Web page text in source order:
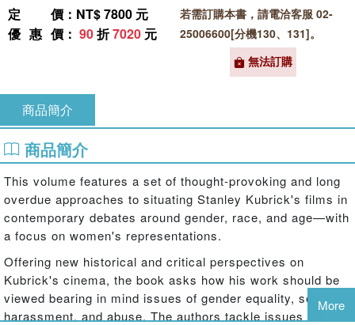
定價 ：NT$ 7800 元
優惠價 ： 90折7020 元
若需訂購本書，請電洽客服 02-
25006600[分機130、131]。
無法訂購
商品簡介
商品簡介
This volume features a set of thought-provoking and long
overdue approaches to situating Stanley Kubrick's films in
contemporary debates around gender, race, and age—with
a focus on women's representations.
Offering new historical and critical perspectives on
Kubrick's cinema, the book asks how his work should be
viewed bearing in mind issues of gender equality, sexual
harassment, and abuse. The authors tackle issues such
More